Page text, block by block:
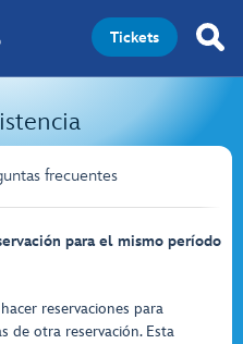
Tickets
frecuentes
para el mismo período
reservaciones para
de otra reservación. Esta